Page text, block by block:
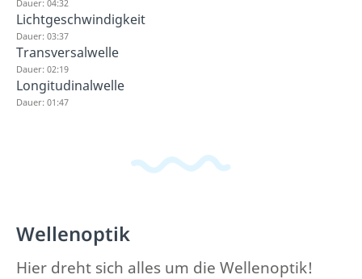
Dauer: 04:32
Lichtgeschwindigkeit
Dauer: 03:37
Transversalwelle
Dauer: 02:19
Longitudinalwelle
Dauer: 01:47
Wellenoptik
Hier dreht sich alles um die Wellenoptik!